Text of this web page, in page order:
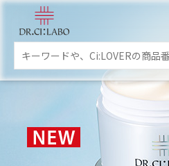
新規会員登録
スキンケア